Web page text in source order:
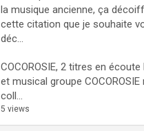
la musique ancienne, ça
cette citation que je souhaite
déc...
COCOROSIE, 2 titres en écoute
et musical groupe
coll...
5 views